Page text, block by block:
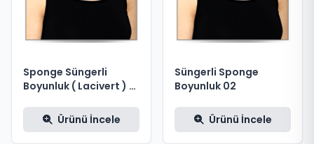
Sponge Süngerli
Boyunluk ( Lacivert ) L
Ürünü İncele
Süngerli Sponge
Boyunluk 02
Ürünü İncele